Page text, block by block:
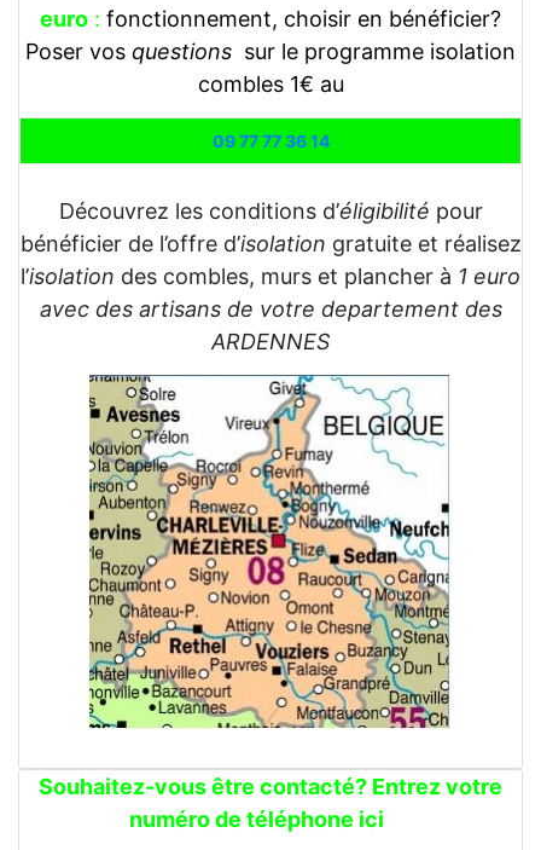
euro : fonctionnement, choisir en bénéficier?
Poser vos questions sur le programme isolation
combles 1€ au
09 77 77 36 14
Découvrez les conditions d’éligibilité pour
bénéficier de l’offre d’isolation gratuite et réalisez
l’isolation des combles, murs et plancher à 1 euro
avec des artisans de votre departement des
ARDENNES
Souhaitez-vous être contacté? Entrez votre
numéro de téléphone ici